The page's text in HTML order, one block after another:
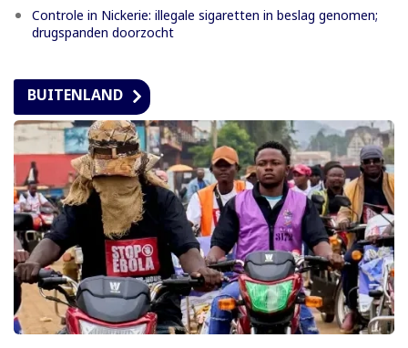
Controle in Nickerie: illegale sigaretten in beslag genomen;
drugspanden doorzocht
BUITENLAND